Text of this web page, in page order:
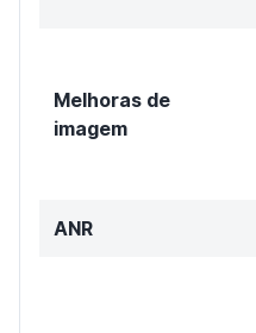
Melhoras de
imagem
ANR